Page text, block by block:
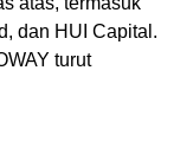
dan HUI Capital.
turut